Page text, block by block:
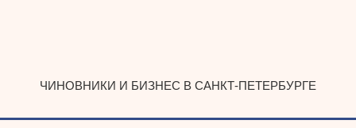
ЧИНОВНИКИ И БИЗНЕС В САНКТ-ПЕТЕРБУРГЕ